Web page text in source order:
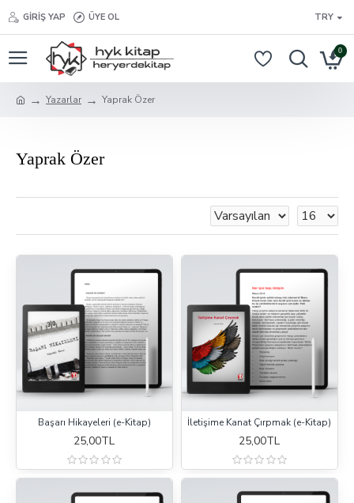
GIRIŞ YAP ÜYE OL TRY
0
Yazarlar Yaprak Özer
Yaprak Özer
Başarı Hikayeleri (e-Kitap)
25,00TL
İletişime Kanat Çırpmak (e-Kitap)
25,00TL